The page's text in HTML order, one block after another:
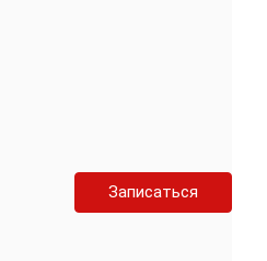
Записаться